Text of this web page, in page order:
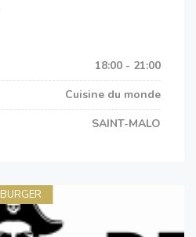
18:00 - 21:00
Cuisine du monde
SAINT-MALO
BURGER